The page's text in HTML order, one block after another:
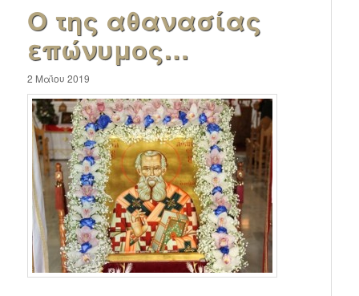
Ο της αθανασίας
επώνυμος…
2 Μαΐου 2019